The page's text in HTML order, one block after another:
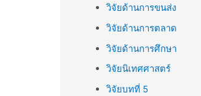
วิจัยด้านการขนส่ง
วิจัยด้านการตลาด
วิจัยด้านการศึกษา
วิจัยนิเทศศาสตร์
วิจัยบทที่ 5